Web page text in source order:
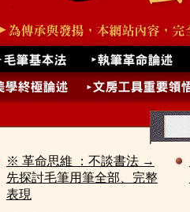
※ 革命思維 ：不談書法 →
先探討毛筆用筆全部、完整
表現